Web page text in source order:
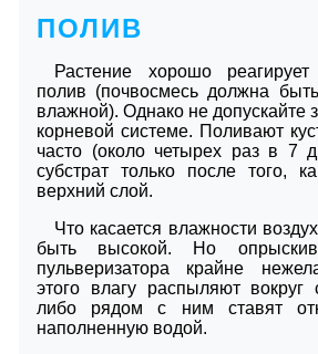
ПОЛИВ
Растение хорошо
полив (почвосмесь должна
влажной). Однако не допускайте
корневой системе. Поливают
часто (около четырех раз в 7
субстрат только после того,
верхний слой.
Что касается влажности
быть высокой. Но
пульверизатора крайне
этого влагу распыляют вокруг
либо рядом с ним ставят
наполненную водой.